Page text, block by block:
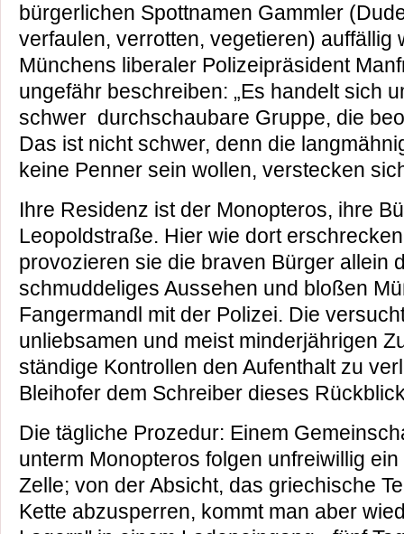
bürgerlichen Spottnamen Gammler
verfaulen, verrotten, vegetieren) auffällig
Münchens liberaler Polizeipräsident
ungefähr beschreiben: „Es handelt sich
schwer durchschaubare Gruppe, die
Das ist nicht schwer, denn die
keine Penner sein wollen, verstecken
Ihre Residenz ist der Monopteros, ihre
Leopoldstraße. Hier wie dort
provozieren sie die braven Bürger allein
schmuddeliges Aussehen und bloßen
Fangermandl mit der Polizei. Die
unliebsamen und meist minderjährigen
ständige Kontrollen den Aufenthalt zu
Bleihofer dem Schreiber dieses
Die tägliche Prozedur: Einem
unterm Monopteros folgen unfreiwillig
Zelle; von der Absicht, das griechische
Kette abzusperren, kommt man aber